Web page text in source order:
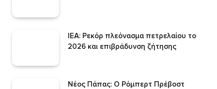
IEA: Ρεκόρ πλεόνασμα πετρελαίου το
2026 και επιβράδυνση ζήτησης
Νέος Πάπας: Ο Ρόμπερτ Πρέβοστ